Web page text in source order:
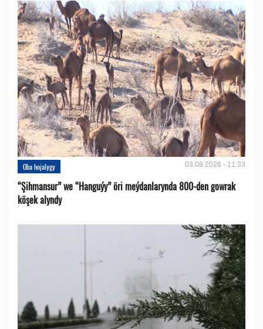
Oba hojalygy 03.08.2026 - 11:33
“Şihmansur” we “Hanguýy” öri meýdanlarynda 800-den gowrak
köşek alyndy